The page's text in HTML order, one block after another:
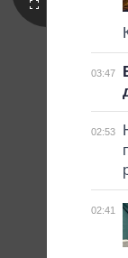
03:47
02:53
02:41